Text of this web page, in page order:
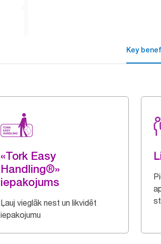
Key
«Tork Easy
Handling®»
iepakojums
Ļauj vieglāk nest un likvidēt
iepakojumu